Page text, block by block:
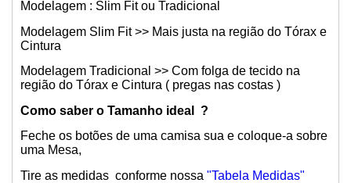
Modelagem : Slim Fit ou Tradicional
Modelagem Slim Fit >> Mais justa na região do Tórax e
Cintura
Modelagem Tradicional >> Com folga de tecido na
região do Tórax e Cintura ( pregas nas costas )
Como saber o Tamanho ideal ?
Feche os botões de uma camisa sua e coloque-a sobre
uma Mesa,
Tire as medidas conforme nossa "Tabela Medidas"